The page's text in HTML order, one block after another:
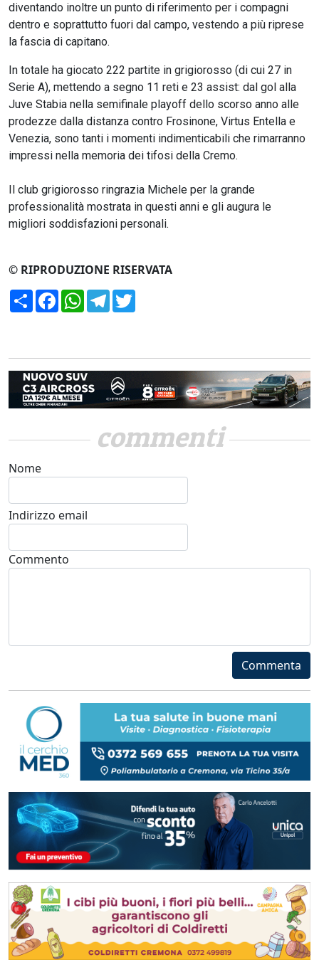
diventando inoltre un punto di riferimento per i compagni
dentro e soprattutto fuori dal campo, vestendo a più riprese
la fascia di capitano.
In totale ha giocato 222 partite in grigiorosso (di cui 27 in
Serie A), mettendo a segno 11 reti e 23 assist: dal gol alla
Juve Stabia nella semifinale playoff dello scorso anno alle
prodezze dalla distanza contro Frosinone, Virtus Entella e
Venezia, sono tanti i momenti indimenticabili che rimarranno
impressi nella memoria dei tifosi della Cremo.
Il club grigiorosso ringrazia Michele per la grande
professionalità mostrata in questi anni e gli augura le
migliori soddisfazioni personali.
© RIPRODUZIONE RISERVATA
CondividiFacebookWhatsApp
Telegram
commenti
Nome
Indirizzo email
Commento
Commenta